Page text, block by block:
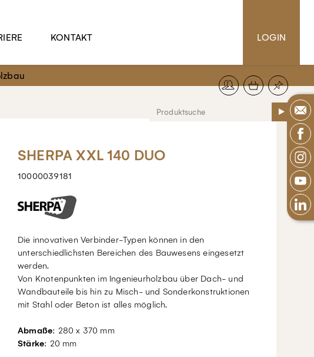
KONTAKT LOGIN
SHERPA XXL 140 DUO
10000039181
Die innovativen Verbinder-Typen können in den
unterschiedlichsten Bereichen des Bauwesens eingesetzt
werden.
Von Knotenpunkten im Ingenieurholzbau über Dach- und
Wandbauteile bis hin zu Misch- und Sonderkonstruktionen
mit Stahl oder Beton ist alles möglich.
Abmaße: 280 x 370 mm
Stärke: 20 mm